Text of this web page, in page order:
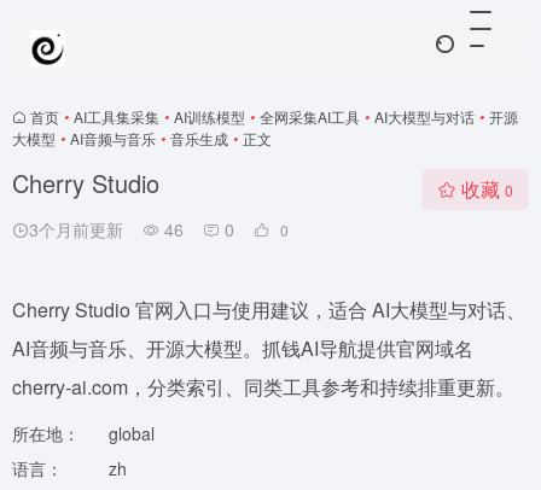
首页 • AI工具集采集 • AI训练模型 • 全网采集AI工具 • AI大模型与对话 • 开源
大模型 • AI音频与音乐 • 音乐生成 • 正文
Cherry Studio
3个月前更新 46 0 0
收藏 0
Cherry Studio 官网入口与使用建议，适合 AI大模型与对话、
AI音频与音乐、开源大模型。抓钱AI导航提供官网域名
cherry-ai.com，分类索引、同类工具参考和持续排重更新。
所在地：
global
语言：
zh